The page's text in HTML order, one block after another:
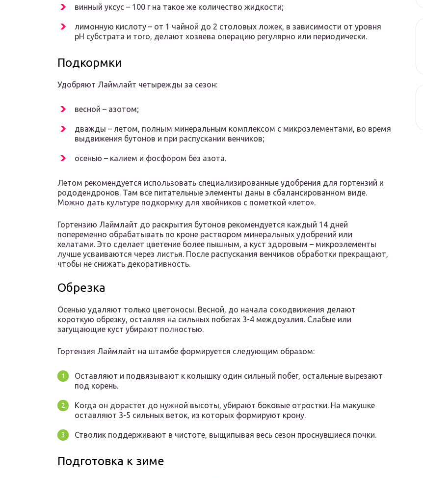
винный уксус – 100 г на такое же количество жидкости;
лимонную кислоту – от 1 чайной до 2 столовых ложек, в зависимости от уровня
pH субстрата и того, делают хозяева операцию регулярно или периодически.
Подкормки
Удобряют Лаймлайт четырежды за сезон:
весной – азотом;
дважды – летом, полным минеральным комплексом с микроэлементами, во время
выдвижения бутонов и при распускании венчиков;
осенью – калием и фосфором без азота.
Летом рекомендуется использовать специализированные удобрения для гортензий и
рододендронов. Там все питательные элементы даны в сбалансированном виде.
Можно дать культуре подкормку для хвойников с пометкой «лето».
Гортензию Лаймлайт до раскрытия бутонов рекомендуется каждый 14 дней
попеременно обрабатывать по кроне раствором минеральных удобрений или
хелатами. Это сделает цветение более пышным, а куст здоровым – микроэлементы
лучше усваиваются через листья. После распускания венчиков обработки прекращают,
чтобы не снижать декоративность.
Обрезка
Осенью удаляют только цветоносы. Весной, до начала сокодвижения делают
короткую обрезку, оставляя на сильных побегах 3-4 междоузлия. Слабые или
загущающие куст убирают полностью.
Гортензия Лаймлайт на штамбе формируется следующим образом:
Оставляют и подвязывают к колышку один сильный побег, остальные вырезают
под корень.
Когда он дорастет до нужной высоты, убирают боковые отростки. На макушке
оставляют 3-5 сильных веток, из которых формируют крону.
Стволик поддерживают в чистоте, выщипывая весь сезон проснувшиеся почки.
Подготовка к зиме